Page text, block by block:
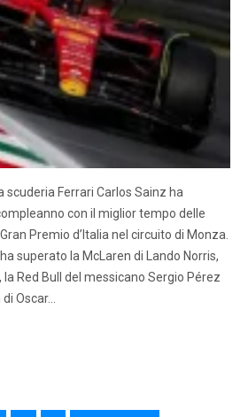
scuderia Ferrari Carlos Sainz ha
con il miglior tempo delle
Premio d’Italia nel circuito di Monza.
ha superato la McLaren di Lando Norris,
Red Bull del messicano Sergio Pérez
Oscar…